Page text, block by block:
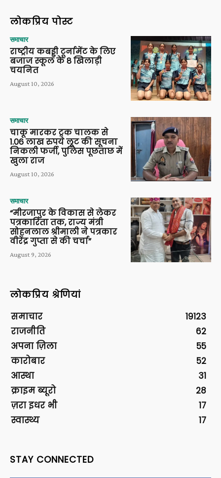
लोकप्रिय पोस्ट
समाचार
राष्ट्रीय कबड्डी टूर्नामेंट के लिए
बजाज स्कूल के 8 खिलाड़ी
चयनित
August 10, 2026
समाचार
चाकू मारकर ट्रक चालक से
1.06 लाख रुपये लूट की सूचना
निकली फर्जी, पुलिस पूछताछ में
खुला राज
August 10, 2026
समाचार
“मीरजापुर के विकास से लेकर
पत्रकारिता तक, राज्य मंत्री
सोहनलाल श्रीमाली ने पत्रकार
वीरेंद्र गुप्ता से की चर्चा”
August 9, 2026
लोकप्रिय श्रेणियां
समाचार
19123
राजनीति
62
अपना ज़िला
55
कारोबार
52
आस्था
31
क्राइम ब्यूरो
28
ज़रा इधर भी
17
स्वास्थ्य
17
STAY CONNECTED